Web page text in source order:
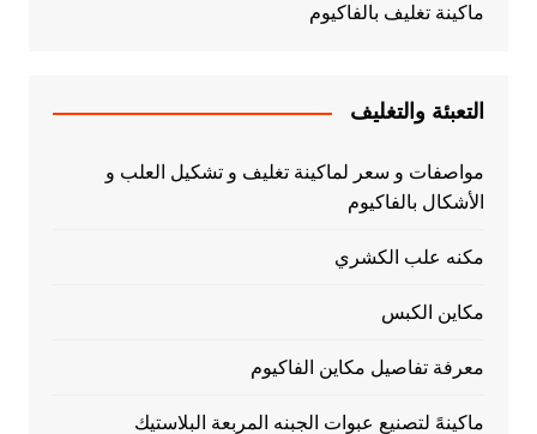
ماكينة تغليف بالفاكيوم
التعبئة والتغليف
مواصفات و سعر لماكينة تغليف و تشكيل العلب و
الأشكال بالفاكيوم
مكنه علب الكشري
مكاين الكبس
معرفة تفاصيل مكاين الفاكيوم
ماكينهً لتصنيع عبوات الجبنه المربعة البلاستيك